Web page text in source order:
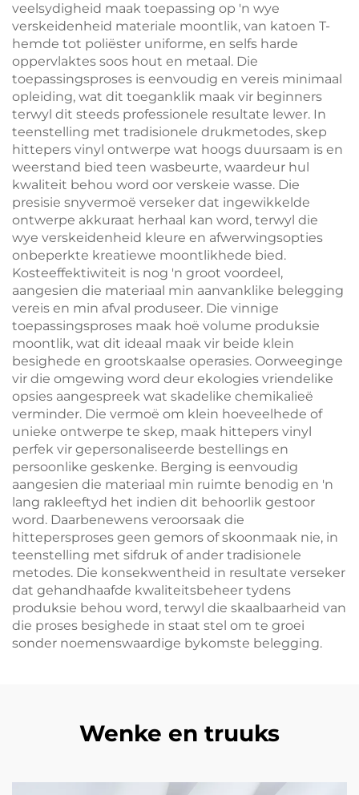
veelsydigheid maak toepassing op 'n wye
verskeidenheid materiale moontlik, van katoen T-
hemde tot poliëster uniforme, en selfs harde
oppervlaktes soos hout en metaal. Die
toepassingsproses is eenvoudig en vereis minimaal
opleiding, wat dit toeganklik maak vir beginners
terwyl dit steeds professionele resultate lewer. In
teenstelling met tradisionele drukmetodes, skep
hittepers vinyl ontwerpe wat hoogs duursaam is en
weerstand bied teen wasbeurte, waardeur hul
kwaliteit behou word oor verskeie wasse. Die
presisie snyvermoë verseker dat ingewikkelde
ontwerpe akkuraat herhaal kan word, terwyl die
wye verskeidenheid kleure en afwerwingsopties
onbeperkte kreatiewe moontlikhede bied.
Kosteeffektiwiteit is nog 'n groot voordeel,
aangesien die materiaal min aanvanklike belegging
vereis en min afval produseer. Die vinnige
toepassingsproses maak hoë volume produksie
moontlik, wat dit ideaal maak vir beide klein
besighede en grootskaalse operasies. Oorweeginge
vir die omgewing word deur ekologies vriendelike
opsies aangespreek wat skadelike chemikalieë
verminder. Die vermoë om klein hoeveelhede of
unieke ontwerpe te skep, maak hittepers vinyl
perfek vir gepersonaliseerde bestellings en
persoonlike geskenke. Berging is eenvoudig
aangesien die materiaal min ruimte benodig en 'n
lang rakleeftyd het indien dit behoorlik gestoor
word. Daarbenewens veroorsaak die
hittepersproses geen gemors of skoonmaak nie, in
teenstelling met sifdruk of ander tradisionele
metodes. Die konsekwentheid in resultate verseker
dat gehandhaafde kwaliteitsbeheer tydens
produksie behou word, terwyl die skaalbaarheid van
die proses besighede in staat stel om te groei
sonder noemenswaardige bykomste belegging.
Wenke en truuks